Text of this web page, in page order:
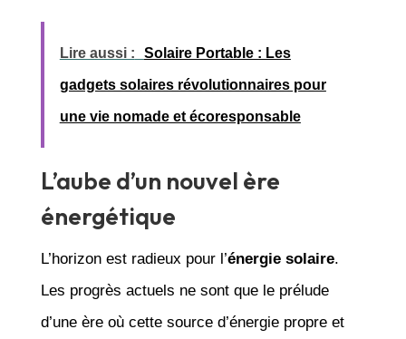
Lire aussi : Solaire Portable : Les
gadgets solaires révolutionnaires pour
une vie nomade et écoresponsable
L’aube d’un nouvel ère
énergétique
L’horizon est radieux pour l’énergie solaire.
Les progrès actuels ne sont que le prélude
d’une ère où cette source d’énergie propre et